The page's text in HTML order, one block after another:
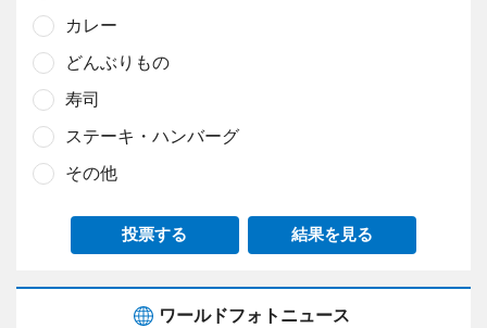
カレー
どんぶりもの
寿司
ステーキ・ハンバーグ
その他
投票する 結果を見る
ワールドフォトニュース